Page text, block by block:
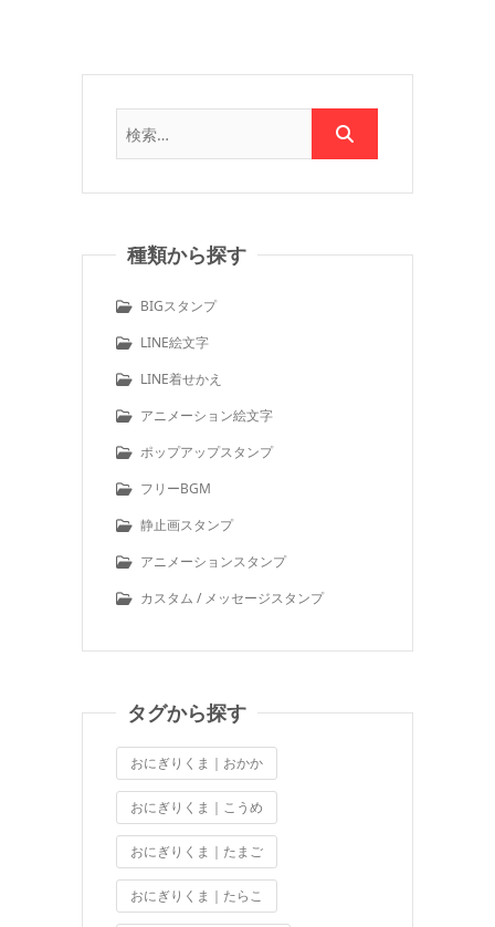
種類から探す
BIGスタンプ
LINE絵文字
LINE着せかえ
アニメーション絵文字
ポップアップスタンプ
フリーBGM
静止画スタンプ
アニメーションスタンプ
カスタム / メッセージスタンプ
タグから探す
おにぎりくま｜おかか
おにぎりくま｜こうめ
おにぎりくま｜たまご
おにぎりくま｜たらこ